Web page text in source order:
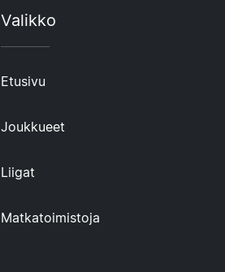
Valikko
Etusivu
Joukkueet
Liigat
Matkatoimistoja